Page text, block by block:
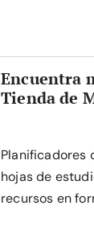
Encuentra
Tienda de
Planificadores
hojas de
recursos en